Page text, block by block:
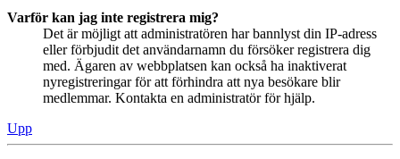
Varför kan jag inte registrera mig?
Det är möjligt att administratören har bannlyst din IP-adress
eller förbjudit det användarnamn du försöker registrera dig
med. Ägaren av webbplatsen kan också ha inaktiverat
nyregistreringar för att förhindra att nya besökare blir
medlemmar. Kontakta en administratör för hjälp.
Upp